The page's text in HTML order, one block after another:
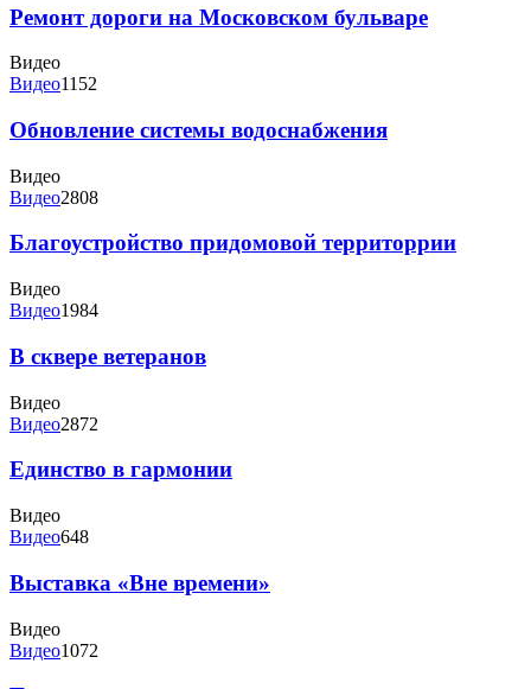
Ремонт дороги на Московском бульваре
Видео
Видео1152
Обновление системы водоснабжения
Видео
Видео2808
Благоустройство придомовой территоррии
Видео
Видео1984
В сквере ветеранов
Видео
Видео2872
Единство в гармонии
Видео
Видео648
Выставка «Вне времени»
Видео
Видео1072